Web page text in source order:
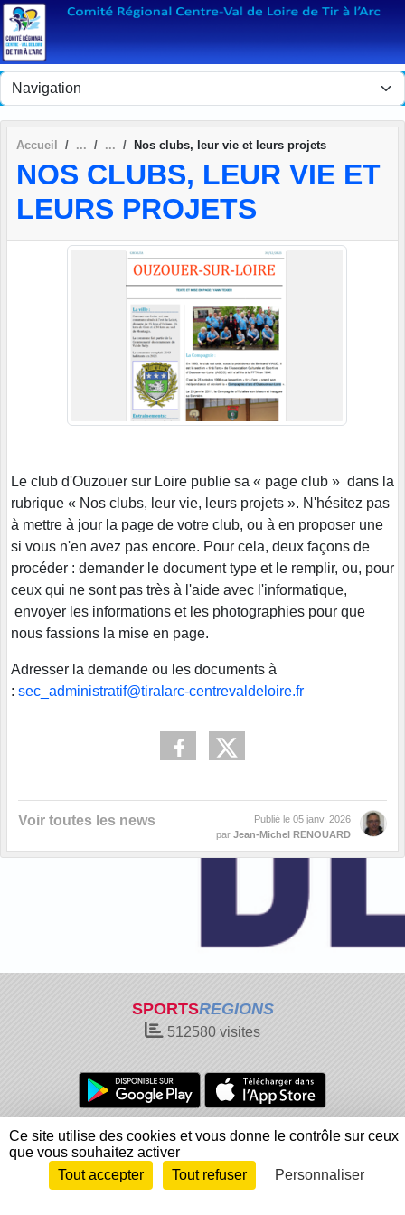
Accueil Nos clubs, leur vie et leurs projets
NOS CLUBS, LEUR VIE ET
LEURS PROJETS
Le club d'Ouzouer sur Loire publie sa « page club » dans la
rubrique « Nos clubs, leur vie, leurs projets ». N'hésitez pas
à mettre à jour la page de votre club, ou à en proposer une
si vous n'en avez pas encore. Pour cela, deux façons de
procéder : demander le document type et le remplir, ou, pour
ceux qui ne sont pas très à l'aide avec l'informatique,
envoyer les informations et les photographies pour que
nous fassions la mise en page.
Adresser la demande ou les documents à
: sec_administratif@tiralarc-centrevaldeloire.fr
Voir toutes les news Publié le 05 janv. 2026
par Jean-Michel RENOUARD
SPORTSREGIONS
512580 visites
Charte cookies
Gestion des cookies
Informations légales
Signaler un contenu inapproprié
Envie de participer ?
Connexion
Panneau de gestion des cookies
Ce site utilise des cookies et vous donne le contrôle sur ceux
que vous souhaitez activer
Tout accepter
Tout refuser Personnaliser